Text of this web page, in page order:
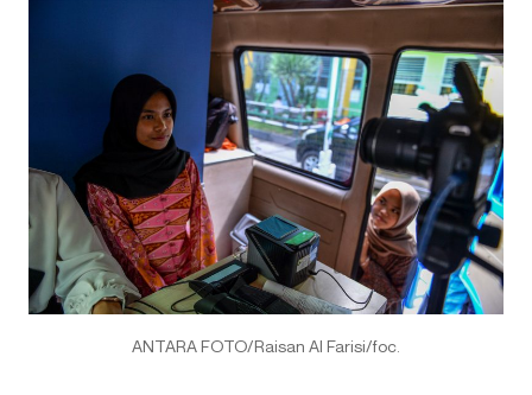
ANTARA FOTO/Raisan Al Farisi/foc.